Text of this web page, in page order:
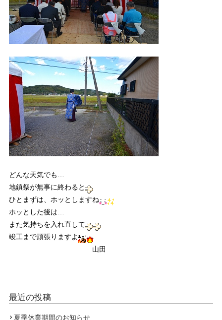
どんな天気でも…
地鎮祭が無事に終わると
ひとまずは、ホッとしますね
ホッとした後は…
また気持ちを入れ直して
竣工まで頑張りますよ
山田
最近の投稿
夏季休業期間のお知らせ